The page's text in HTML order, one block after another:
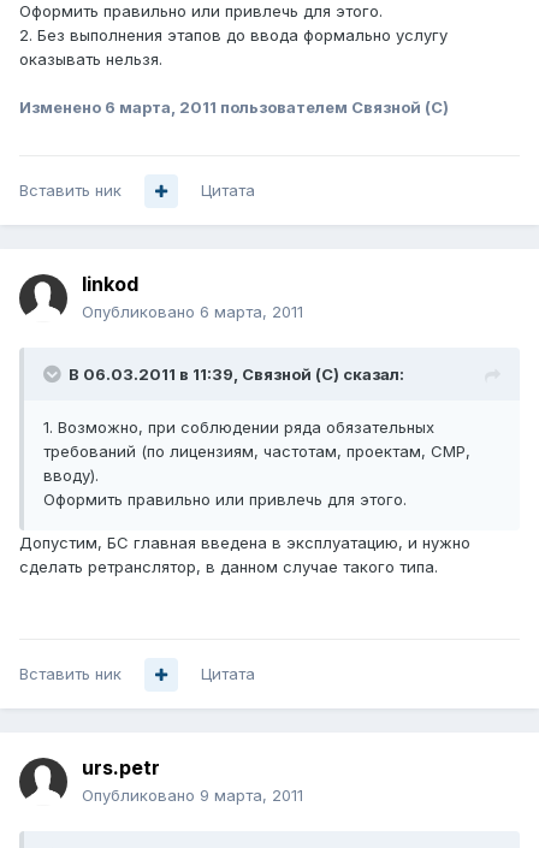
Оформить правильно или привлечь для этого.
2. Без выполнения этапов до ввода формально услугу
оказывать нельзя.
Изменено 6 марта, 2011 пользователем Связной (С)
Вставить ник Цитата
linkod
Опубликовано 6 марта, 2011
В 06.03.2011 в 11:39, Связной (С) сказал:
1. Возможно, при соблюдении ряда обязательных
требований (по лицензиям, частотам, проектам, СМР,
вводу).
Оформить правильно или привлечь для этого.
Допустим, БС главная введена в эксплуатацию, и нужно
сделать ретранслятор, в данном случае такого типа.
Вставить ник Цитата
urs.petr
Опубликовано 9 марта, 2011